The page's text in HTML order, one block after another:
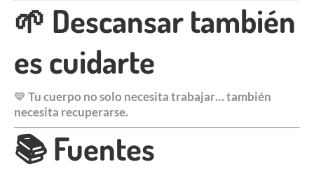
🌱 Descansar también
es cuidarte
💙 Tu cuerpo no solo necesita trabajar… también
necesita recuperarse.
📚 Fuentes